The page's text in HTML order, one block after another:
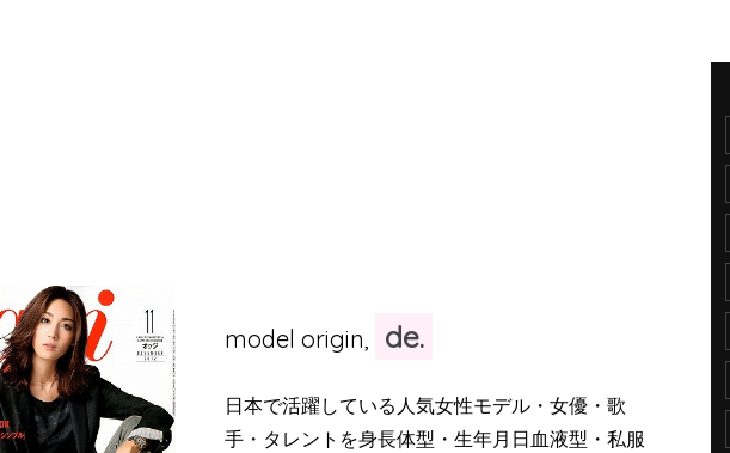
model origin, de.
日本で活躍している人気女性モデル・女優・歌
手・タレントを身長体型・生年月日血液型・私服